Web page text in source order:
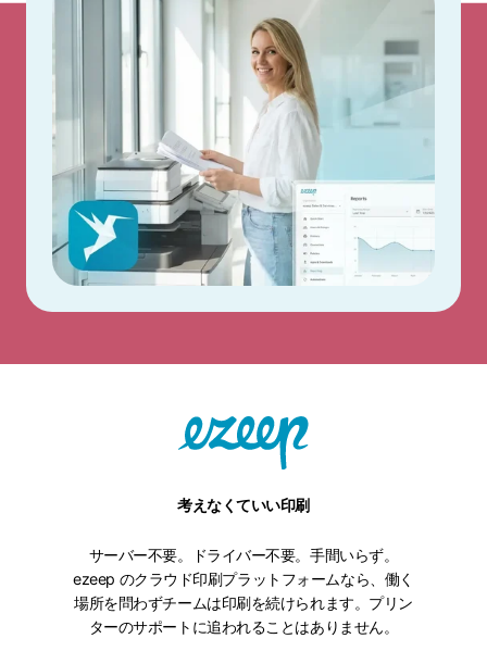
考えなくていい印刷
サーバー不要。ドライバー不要。手間いらず。
ezeep のクラウド印刷プラットフォームなら、働く
場所を問わずチームは印刷を続けられます。プリン
ターのサポートに追われることはありません。